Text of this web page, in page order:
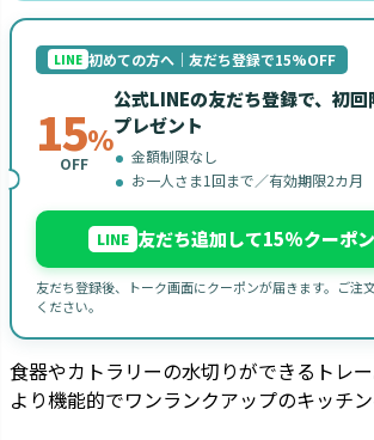
LINE 初めての方へ｜友だち登録で15%OFF
15%
OFF
公式LINEの友だち登録で、初
プレゼント
金額制限なし
お一人さま1回まで／有効期限2カ月
LINE 友だち追加して15%クーポ
友だち登録後、トーク画面にクーポンが届きます。ご注
ください。
食器やカトラリーの水切りができるトレー
より機能的でワンランクアップのキッチ